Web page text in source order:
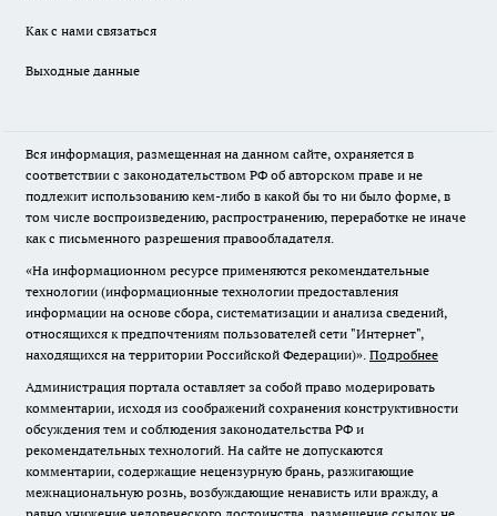
Как с нами связаться
Выходные данные
Вся информация, размещенная на данном сайте, охраняется в
соответствии с законодательством РФ об авторском праве и не
подлежит использованию кем-либо в какой бы то ни было форме, в
том числе воспроизведению, распространению, переработке не иначе
как с письменного разрешения правообладателя.
«На информационном ресурсе применяются рекомендательные
технологии (информационные технологии предоставления
информации на основе сбора, систематизации и анализа сведений,
относящихся к предпочтениям пользователей сети "Интернет",
находящихся на территории Российской Федерации)». Подробнее
Администрация портала оставляет за собой право модерировать
комментарии, исходя из соображений сохранения конструктивности
обсуждения тем и соблюдения законодательства РФ и
рекомендательных технологий. На сайте не допускаются
комментарии, содержащие нецензурную брань, разжигающие
межнациональную рознь, возбуждающие ненависть или вражду, а